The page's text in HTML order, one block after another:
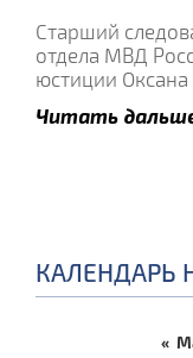
Старший
отдела МВД
юстиции
Читать
КАЛЕНДАРЬ
«